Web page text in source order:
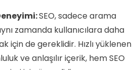
SEO, sadece arama
zamanda kullanıcılara daha
için de gereklidir. Hızlı yüklenen
ve anlaşılır içerik, hem SEO